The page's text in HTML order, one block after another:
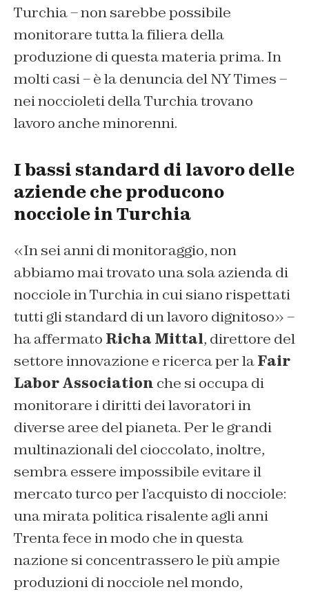
Turchia – non sarebbe possibile
monitorare tutta la filiera della
produzione di questa materia prima. In
molti casi – è la denuncia del NY Times –
nei noccioleti della Turchia trovano
lavoro anche minorenni.
I bassi standard di lavoro delle
aziende che producono
nocciole in Turchia
«In sei anni di monitoraggio, non
abbiamo mai trovato una sola azienda di
nocciole in Turchia in cui siano rispettati
tutti gli standard di un lavoro dignitoso» –
ha affermato Richa Mittal, direttore del
settore innovazione e ricerca per laFair
Labor Association che si occupa di
monitorare i diritti dei lavoratori in
diverse aree del pianeta. Per le grandi
multinazionali del cioccolato, inoltre,
sembra essere impossibile evitare il
mercato turco per l’acquisto di nocciole:
una mirata politica risalente agli anni
Trenta fece in modo che in questa
nazione si concentrassero le più ampie
produzioni di nocciole nel mondo,